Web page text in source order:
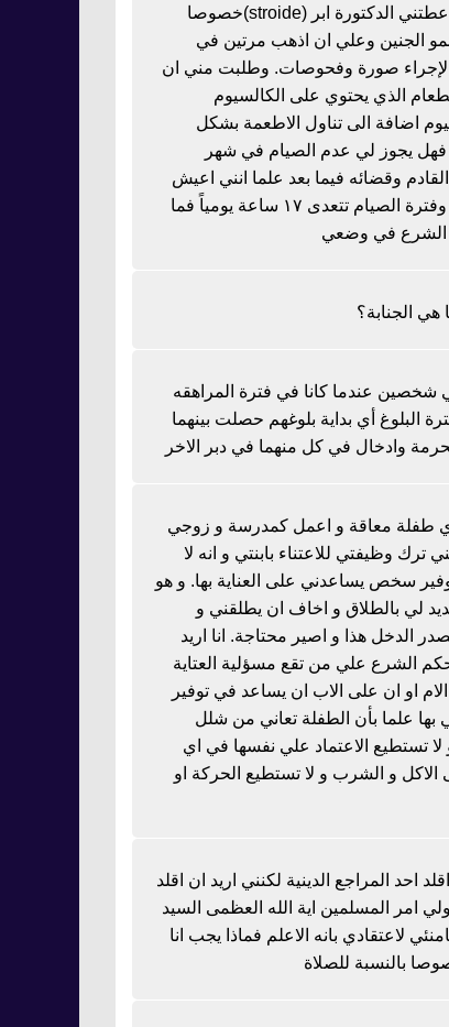
السبب اعطتني الدكتورة ابر (stroide)خصوصا
الجنين وعلي ان اذهب مرتين في
لإجراء صورة وفحوصات. وطلبت مني ان
الذي يحتوي على الكالسيوم
اضافة الى تناول الاطعمة بشكل
يجوز لي عدم الصيام في شهر
وقضائه فيما بعد علما انني اعيش
في كندا وفترة الصيام تتعدى ١٧ ساعة يومياً فما
في وضعي
شخصين عندما كانا في فترة المراهقه
البلوغ أي بداية بلوغهم حصلت بينهما
وادخال في كل منهما في دبر الاخر
طفلة معاقة و اعمل كمدرسة و زوجي
ترك وظيفتي للاعتناء بابنتي و انه لا
سخص يساعدني على العناية بها. و هو
لي بالطلاق و اخاف ان يطلقني و
الدخل هذا و اصير محتاجة. انا اريد
الشرع علي من تقع مسؤلية العتاية
الام او ان على الاب ان يساعد في توفير
بها علما بأن الطفلة تعاني من شلل
تستطيع الاعتماد علي نفسها في اي
و الشرب و لا تستطيع الحركة او
اقلد احد المراجع الدينية لكنني اريد ان اقلد
امر المسلمين اية الله العظمى السيد
لاعتقادي بانه الاعلم فماذا يجب انا
بالنسبة للصلاة